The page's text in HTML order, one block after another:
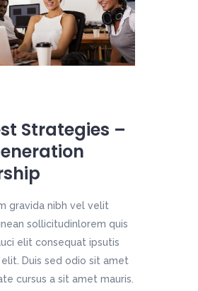
Strategies –
gravida nibh vel velit
sollicitudinlorem quis
elit consequat ipsutis
Duis sed odio sit amet
cursus a sit amet mauris.